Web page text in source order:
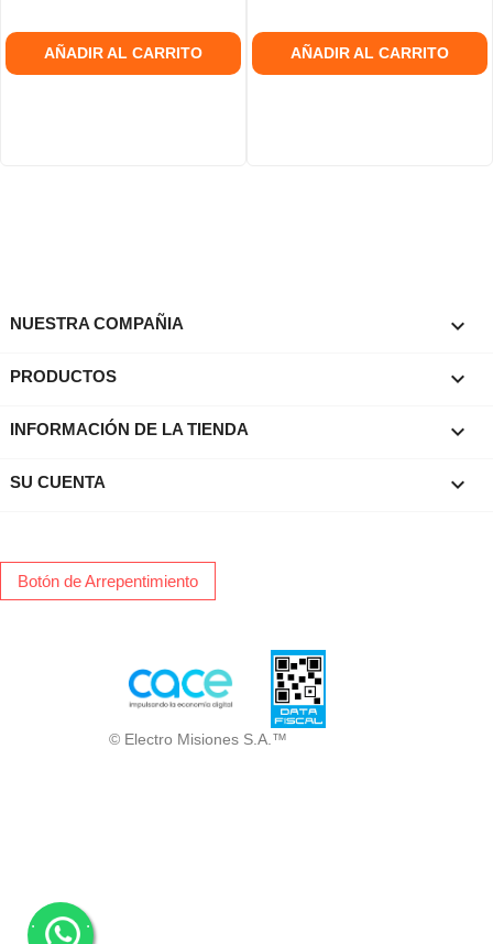
AÑADIR AL CARRITO AÑADIR AL CARRITO
NUESTRA COMPAÑIA 
PRODUCTOS 
INFORMACIÓN DE LA TIENDA keyboard_arrow_down
SU CUENTA 
Botón de Arrepentimiento
© Electro Misiones S.A.™
. .